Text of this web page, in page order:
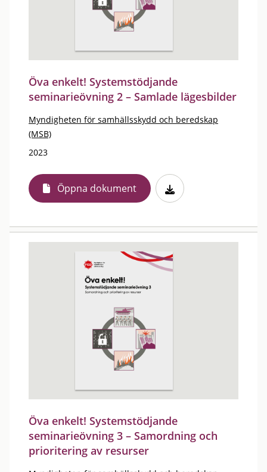
Öva enkelt! Systemstödjande
seminarieövning 2 – Samlade lägesbilder
Myndigheten för samhällsskydd och beredskap
(MSB)
2023
Öppna dokument
Öva enkelt! Systemstödjande
seminarieövning 3 – Samordning och
prioritering av resurser